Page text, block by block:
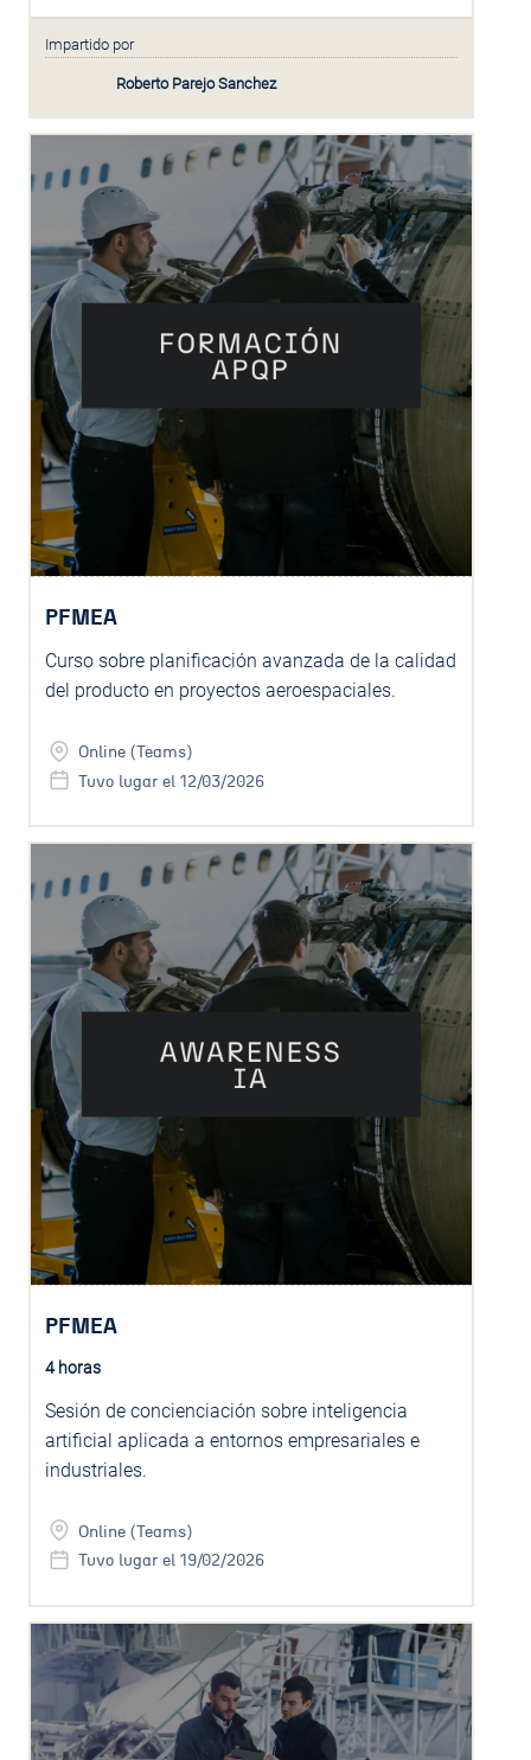
Impartido por
Roberto Parejo Sanchez
PFMEA
Curso sobre planificación avanzada de la calidad
del producto en proyectos aeroespaciales.
Online (Teams)
Tuvo lugar el 12/03/2026
PFMEA
4 horas
Sesión de concienciación sobre inteligencia
artificial aplicada a entornos empresariales e
industriales.
Online (Teams)
Tuvo lugar el 19/02/2026